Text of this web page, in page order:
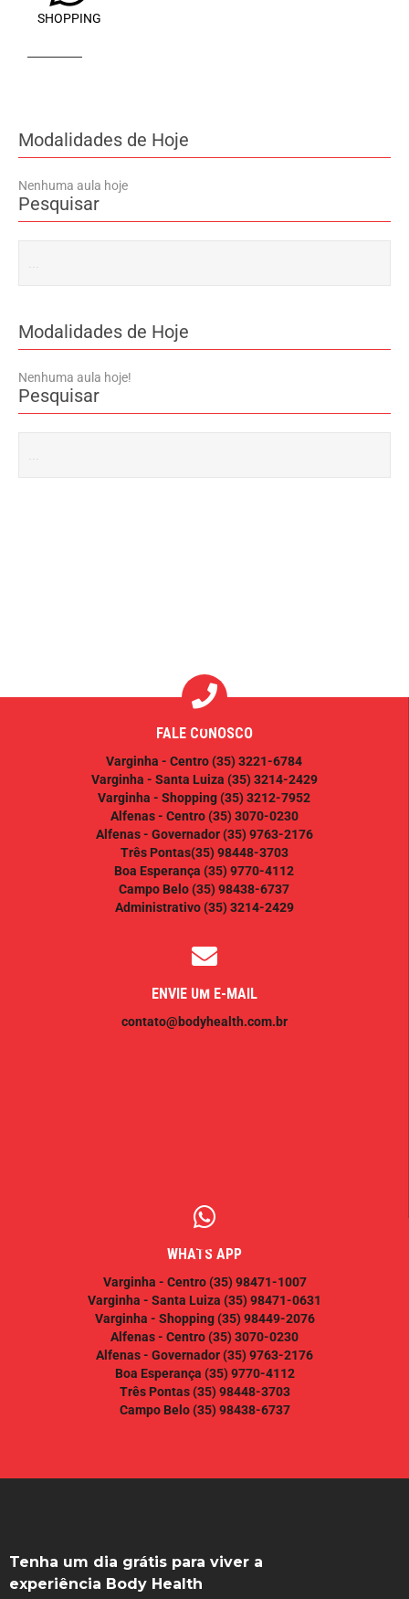
SHOPPING
Modalidades de Hoje
Nenhuma aula hoje
Pesquisar
Modalidades de Hoje
Nenhuma aula hoje!
Pesquisar
FALE CONOSCO
Varginha - Centro(35) 3221-6784
Varginha - Santa Luiza (35) 3214-2429
Varginha - Shopping(35) 3212-7952
Alfenas - Centro(35) 3070-0230
Alfenas - Governador(35) 9763-2176
Três Pontas(35) 98448-3703
Boa Esperança (35) 9770-4112
Campo Belo(35) 98438-6737
Administrativo(35) 3214-2429
ENVIE UM E-MAIL
contato@bodyhealth.com.br
WHATS APP
Varginha - Centro(35) 98471-1007
Varginha - Santa Luiza (35) 98471-0631
Varginha - Shopping(35) 98449-2076
Alfenas - Centro(35) 3070-0230
Alfenas - Governador(35) 9763-2176
Boa Esperança (35) 9770-4112
Três Pontas(35) 98448-3703
Campo Belo(35) 98438-6737
Tenha um dia grátis para viver a
experiência Body Health